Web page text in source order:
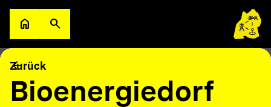
Zum Hauptinhalt springen
homeZur Startseite
searchSuche öffnen
arrow_back
Zurück
Bioenergiedorf